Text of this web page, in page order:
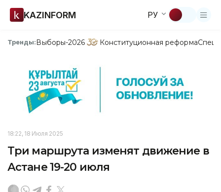
KAZINFORM РУ
Тренды:Выборы-2026 Конституционная реформа
18:22, 18 Июля 2025
Три маршрута изменят движение в
Астане 19-20 июля